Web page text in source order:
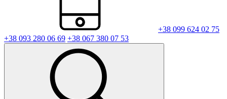
+38 099 624 02 75
+38 093 280 06 69 +38 067 380 07 53